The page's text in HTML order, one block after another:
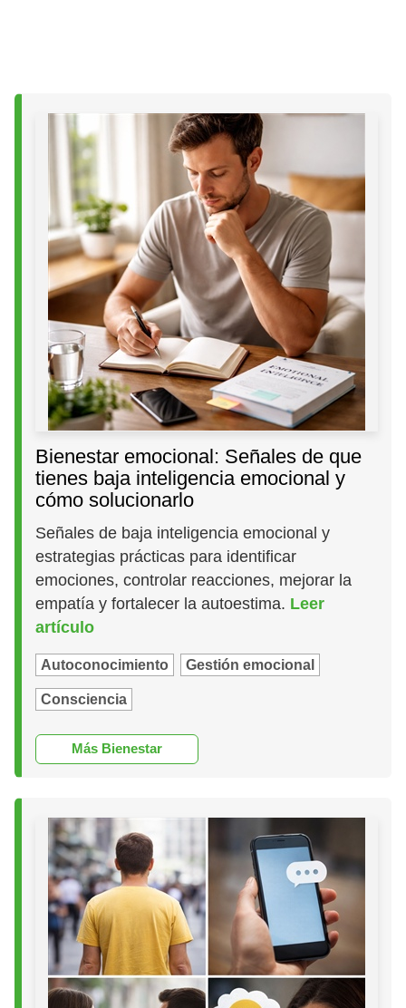
Bienestar emocional: Señales de que
tienes baja inteligencia emocional y
cómo solucionarlo
Señales de baja inteligencia emocional y
estrategias prácticas para identificar
emociones, controlar reacciones, mejorar la
empatía y fortalecer la autoestima. Leer
artículo
Autoconocimiento Gestión emocional
Consciencia
Más Bienestar